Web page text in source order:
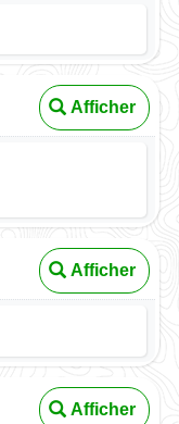
Afficher
Afficher
Afficher